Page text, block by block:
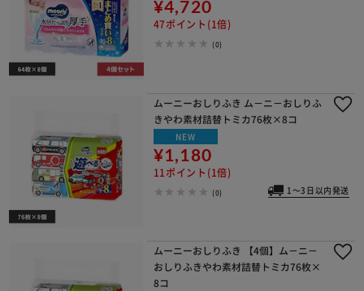
¥4,720
47ポイント(1倍)
(0)
ムーニーおしりふき ム－ニ－おしりふ
きやわ素材詰替トミカ76枚×8コ
NEW
¥1,180
11ポイント(1倍)
(0) 1～3日以内発送
ムーニーおしりふき 【4個】ム－ニ－
おしりふきやわ素材詰替トミカ76枚×
8コ